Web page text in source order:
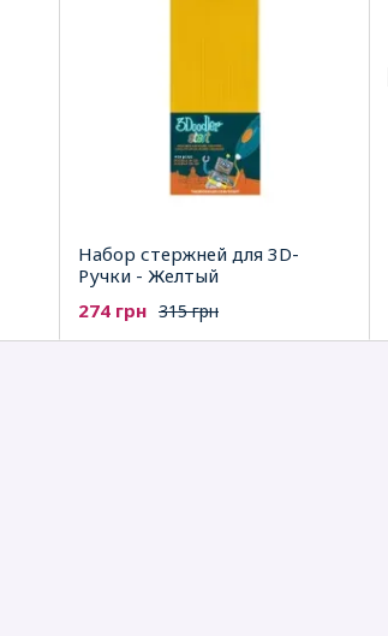
Набор стержней для 3D-
Ручки - Желтый
315 грн
274 грн